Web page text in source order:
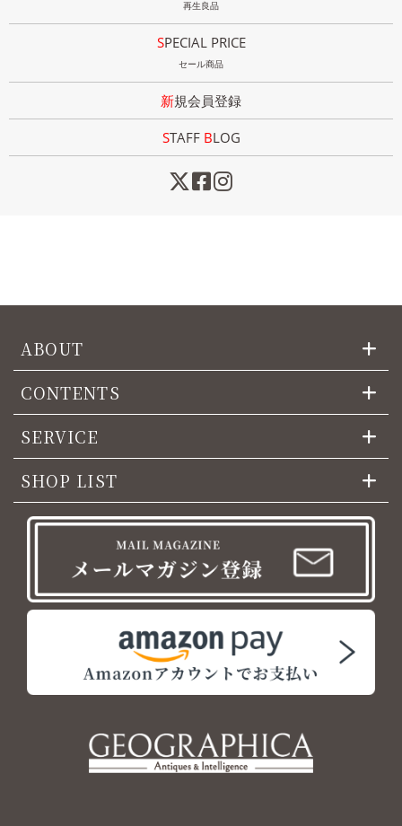
再生良品
SPECIAL PRICE
セール商品
新規会員登録
STAFF BLOG
ABOUT
CONTENTS
SERVICE
SHOP LIST